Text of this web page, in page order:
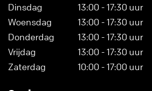
Dinsdag
13:00 - 17:30 uur
Woensdag
13:00 - 17:30 uur
Donderdag
13:00 - 17:30 uur
Vrijdag
13:00 - 17:30 uur
Zaterdag
10:00 - 17:00 uur